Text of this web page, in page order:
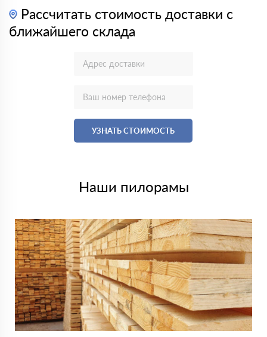
Рассчитать стоимость доставки с
ближайшего склада
УЗНАТЬ СТОИМОСТЬ
Наши пилорамы